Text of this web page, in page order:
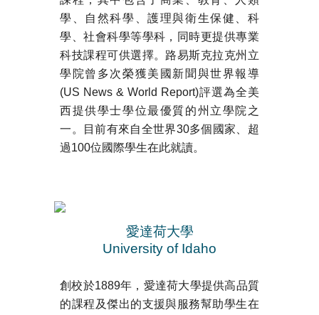
學、自然科學、護理與衛生保健、科
學、社會科學等學科，同時更提供專業
科技課程可供選擇。路易斯克拉克州立
學院曾多次榮獲美國新聞與世界報導
(US News & World Report)評選為全美
西提供學士學位最優質的州立學院之
一。目前有來自全世界30多個國家、超
過100位國際學生在此就讀。
愛達荷大學
University of Idaho
創校於1889年，愛達荷大學提供高品質
的課程及傑出的支援與服務幫助學生在